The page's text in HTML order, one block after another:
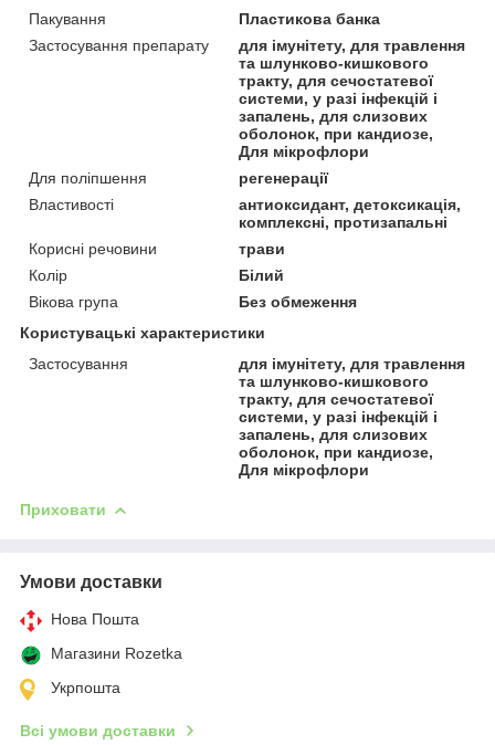
Пакування
Пластикова банка
Застосування препарату
для імунітету, для травлення
та шлунково-кишкового
тракту, для сечостатевої
системи, у разі інфекцій і
запалень, для слизових
оболонок, при кандиозе,
Для мікрофлори
Для поліпшення
регенерації
Властивості
антиоксидант, детоксикація,
комплексні, протизапальні
Корисні речовини
трави
Колір
Білий
Вікова група
Без обмеження
Користувацькі характеристики
Застосування
для імунітету, для травлення
та шлунково-кишкового
тракту, для сечостатевої
системи, у разі інфекцій і
запалень, для слизових
оболонок, при кандиозе,
Для мікрофлори
Приховати
Умови доставки
Нова Пошта
Магазини Rozetka
Укрпошта
Всі умови доставки